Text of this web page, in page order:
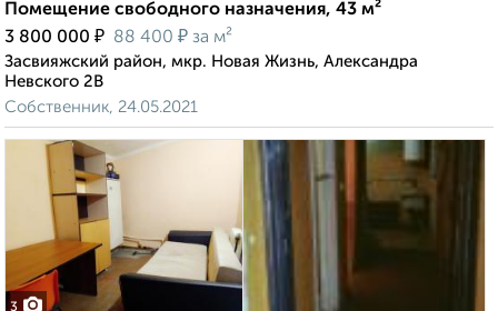
Помещение свободного назначения, 43 м²
3 800 000 ₽ 88 400 ₽ за м²
Засвияжский район, мкр. Новая Жизнь, Александра
Невского 2В
Собственник, 24.05.2021
3